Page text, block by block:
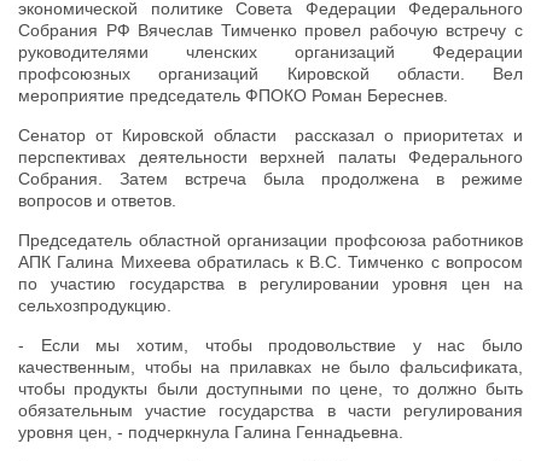
экономической политике Совета Федерации Федерального
Собрания РФ Вячеслав Тимченко провел рабочую встречу с
руководителями членских организаций Федерации
профсоюзных организаций Кировской области. Вел
мероприятие председатель ФПОКО Роман Береснев.
Сенатор от Кировской области рассказал о приоритетах и
перспективах деятельности верхней палаты Федерального
Собрания. Затем встреча была продолжена в режиме
вопросов и ответов.
Председатель областной организации профсоюза работников
АПК Галина Михеева обратилась к В.С. Тимченко с вопросом
по участию государства в регулировании уровня цен на
сельхозпродукцию.
- Если мы хотим, чтобы продовольствие у нас было
качественным, чтобы на прилавках не было фальсификата,
чтобы продукты были доступными по цене, то должно быть
обязательным участие государства в части регулирования
уровня цен, - подчеркнула Галина Геннадьевна.